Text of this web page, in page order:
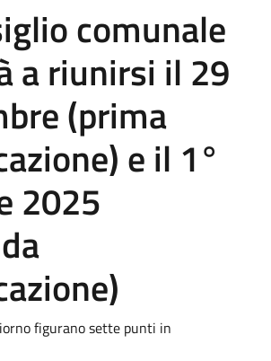
comunale
a riunirsi il 29
(prima
e il 1°
2025
figurano sette punti in